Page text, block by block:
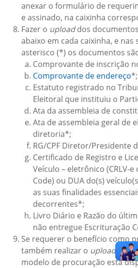
anexar o formulário de
e assinado, na caixinha
Fazer o uploaddos
abaixo em cada caixinha, e nas
asterisco (*) os documentos
Comprovante de inscrição
Comprovante de endereço*;
Estatuto registrado no
Eleitoral que instituiu o
Ata da assembleia de
Ata de assembleia geral de
diretoria*;
RG/CPF Diretor/Presidente
Certificado de Registro e
Veículo – eletrônico (CRLV-
Code) ou DUA do(s)
as suas finalidades
decorrentes*;
Livro Diário e Razão do
não entregue Escrituração
Se requerer o benefício como
também realizar o upload da
modelo de procuração está